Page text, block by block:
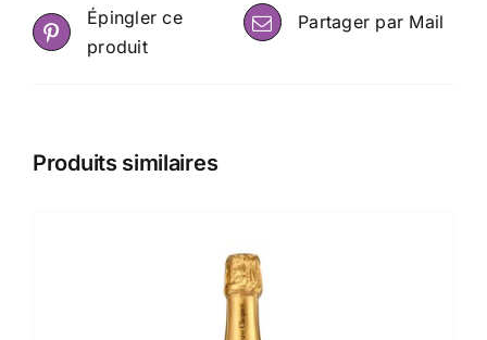
Épingler ce
produit
Partager par Mail
Produits similaires